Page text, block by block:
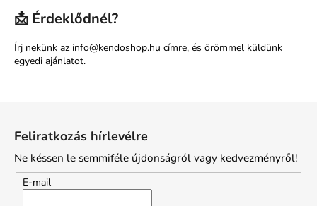
📩 Érdeklődnél?
Írj nekünk az info@kendoshop.hu címre, és örömmel küldünk
egyedi ajánlatot.
Feliratkozás hírlevélre
Ne késsen le semmiféle újdonságról vagy kedvezményről!
E-mail